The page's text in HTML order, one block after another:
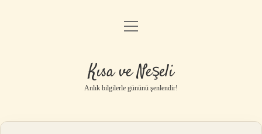
Anasayfa
Yasal Uyarı
menüyü
Kısa ve Neşeli
Anlık bilgilerle gününü şenlendir!